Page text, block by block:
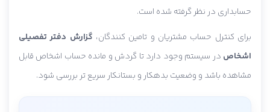
حسابداری در نظر گرفته شده است.
برای کنترل حساب مشتریان و تامین کنندگان، گزارش دفتر تفصیلی
اشخاص در سیستم وجود دارد تا گردش و مانده حساب اشخاص قابل
مشاهده باشد و وضعیت بدهکار و بستانکار سریع تر بررسی شود.